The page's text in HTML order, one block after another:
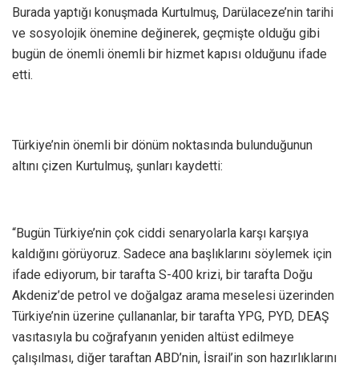
Burada yaptığı konuşmada Kurtulmuş, Darülaceze’nin tarihi
ve sosyolojik önemine değinerek, geçmişte olduğu gibi
bugün de önemli önemli bir hizmet kapısı olduğunu ifade
etti.
Türkiye’nin önemli bir dönüm noktasında bulunduğunun
altını çizen Kurtulmuş, şunları kaydetti:
“Bugün Türkiye’nin çok ciddi senaryolarla karşı karşıya
kaldığını görüyoruz. Sadece ana başlıklarını söylemek için
ifade ediyorum, bir tarafta S-400 krizi, bir tarafta Doğu
Akdeniz’de petrol ve doğalgaz arama meselesi üzerinden
Türkiye’nin üzerine çullananlar, bir tarafta YPG, PYD, DEAŞ
vasıtasıyla bu coğrafyanın yeniden altüst edilmeye
çalışılması, diğer taraftan ABD’nin, İsrail’in son hazırlıklarını